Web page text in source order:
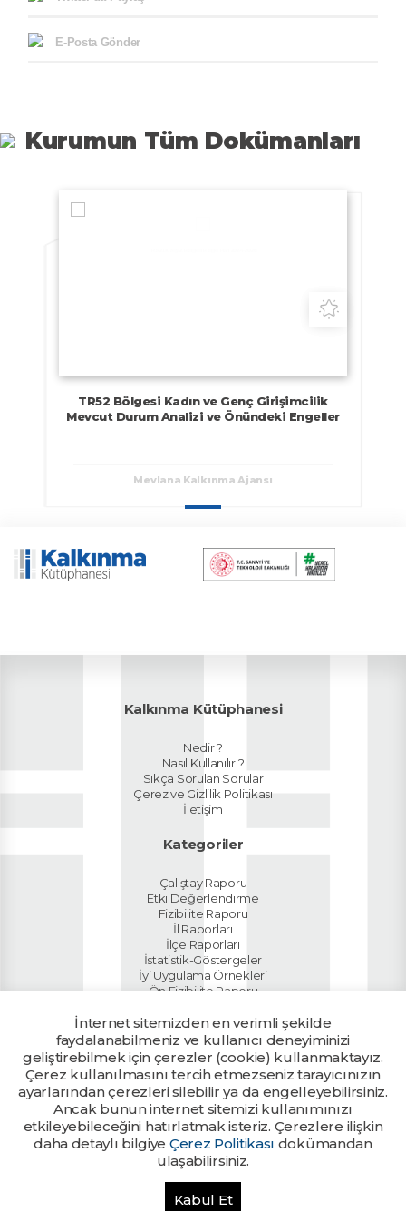
E-Posta Gönder
Kurumun Tüm Dokümanları
TR52 Bölgesi Kadın ve Genç Girişimcilik
Mevcut Durum Analizi ve Önündeki Engeller
Mevlana Kalkınma Ajansı
İnternet sitemizden en verimli şekilde
faydalanabilmeniz ve kullanıcı deneyiminizi
geliştirebilmek için çerezler (cookie) kullanmaktayız.
Çerez kullanılmasını tercih etmezseniz tarayıcınızın
ayarlarından çerezleri silebilir ya da engelleyebilirsiniz.
Ancak bunun internet sitemizi kullanımınızı
etkileyebileceğini hatırlatmak isteriz. Çerezlere ilişkin
daha detaylı bilgiye Çerez Politikası dokümandan
ulaşabilirsiniz.
Kabul Et
Kalkınma Kütüphanesi
Nedir ?
Nasıl Kullanılır ?
Sıkça Sorulan Sorular
Çerez ve Gizlilik Politikası
İletişim
Kategoriler
Çalıştay Raporu
Etki Değerlendirme
Fizibilite Raporu
İl Raporları
İlçe Raporları
İstatistik-Göstergeler
İyi Uygulama Örnekleri
Ön Fizibilite Raporu
Sektör Raporları
Tanıtım Dokümanı
Ülke Raporu
Yatırım Rehberi
Kalkınma Ajanslarının yetkili
birimlerine tanımlanan kullanıcı
bilgileri ile giriş yapılabilir.
Ajans Girişi
Bu sitede yayınlanan her türlü bilgi ve belge T.C. Sanayi ve Teknoloji